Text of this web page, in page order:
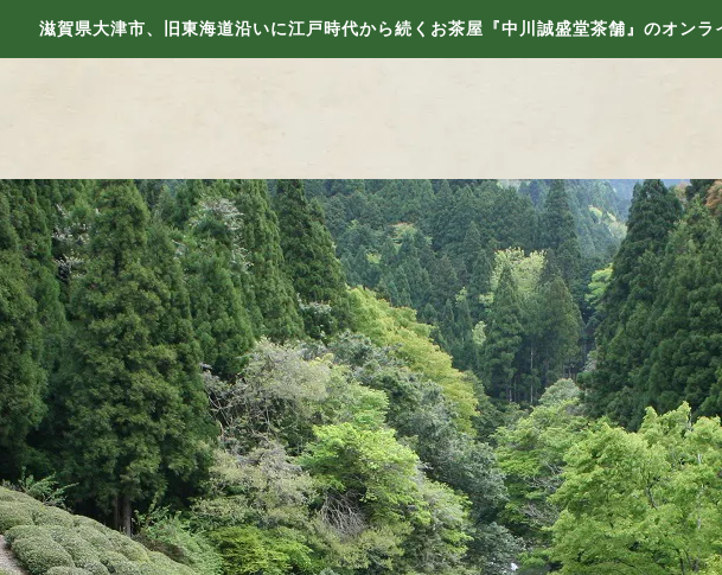
滋賀県大津市、旧東海道沿いに江戸時代から続くお茶屋『中川誠盛堂茶舗』のオンラ